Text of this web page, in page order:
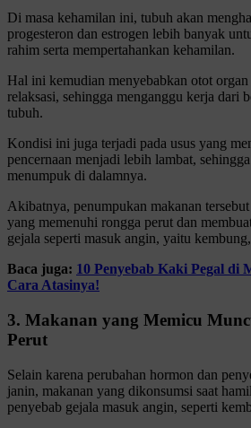
Di masa kehamilan ini, tubuh akan
progesteron dan estrogen lebih banyak
rahim serta mempertahankan kehamilan.
Hal ini kemudian menyebabkan otot
relaksasi, sehingga menganggu kerja dari
tubuh.
Kondisi ini juga terjadi pada usus yang
pencernaan menjadi lebih lambat,
menumpuk di dalamnya.
Akibatnya, penumpukan makanan
yang memenuhi rongga perut dan
gejala seperti masuk angin, yaitu
Baca juga: 10 Penyebab Kaki Pegal di
Cara Atasinya!
3. Makanan yang Memicu
Perut
Selain karena perubahan hormon dan
janin, makanan yang dikonsumsi saat
penyebab gejala masuk angin, seperti